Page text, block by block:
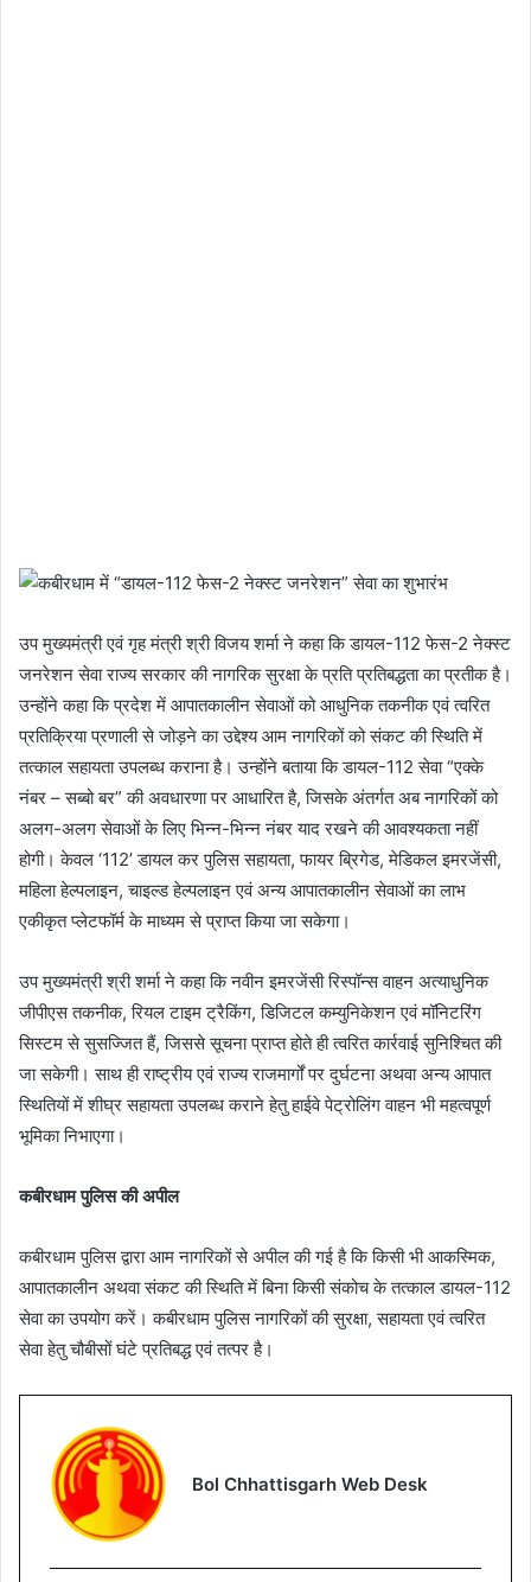
उप मुख्यमंत्री एवं गृह मंत्री श्री विजय शर्मा ने कहा कि डायल-112 फेस-2 नेक्स्ट
जनरेशन सेवा राज्य सरकार की नागरिक सुरक्षा के प्रति प्रतिबद्धता का प्रतीक है।
उन्होंने कहा कि प्रदेश में आपातकालीन सेवाओं को आधुनिक तकनीक एवं त्वरित
प्रतिक्रिया प्रणाली से जोड़ने का उद्देश्य आम नागरिकों को संकट की स्थिति में
तत्काल सहायता उपलब्ध कराना है। उन्होंने बताया कि डायल-112 सेवा “एक्के
नंबर – सब्बो बर” की अवधारणा पर आधारित है, जिसके अंतर्गत अब नागरिकों को
अलग-अलग सेवाओं के लिए भिन्न-भिन्न नंबर याद रखने की आवश्यकता नहीं
होगी। केवल ‘112’ डायल कर पुलिस सहायता, फायर ब्रिगेड, मेडिकल इमरजेंसी,
महिला हेल्पलाइन, चाइल्ड हेल्पलाइन एवं अन्य आपातकालीन सेवाओं का लाभ
एकीकृत प्लेटफॉर्म के माध्यम से प्राप्त किया जा सकेगा।
उप मुख्यमंत्री श्री शर्मा ने कहा कि नवीन इमरजेंसी रिस्पॉन्स वाहन अत्याधुनिक
जीपीएस तकनीक, रियल टाइम ट्रैकिंग, डिजिटल कम्युनिकेशन एवं मॉनिटरिंग
सिस्टम से सुसज्जित हैं, जिससे सूचना प्राप्त होते ही त्वरित कार्रवाई सुनिश्चित की
जा सकेगी। साथ ही राष्ट्रीय एवं राज्य राजमार्गों पर दुर्घटना अथवा अन्य आपात
स्थितियों में शीघ्र सहायता उपलब्ध कराने हेतु हाईवे पेट्रोलिंग वाहन भी महत्वपूर्ण
भूमिका निभाएगा।
कबीरधाम पुलिस की अपील
कबीरधाम पुलिस द्वारा आम नागरिकों से अपील की गई है कि किसी भी आकस्मिक,
आपातकालीन अथवा संकट की स्थिति में बिना किसी संकोच के तत्काल डायल-112
सेवा का उपयोग करें। कबीरधाम पुलिस नागरिकों की सुरक्षा, सहायता एवं त्वरित
सेवा हेतु चौबीसों घंटे प्रतिबद्ध एवं तत्पर है।
Bol Chhattisgarh Web Desk